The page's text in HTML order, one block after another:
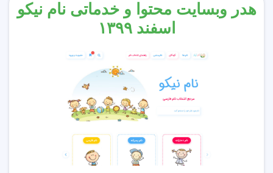
هدر وبسایت محتوا و خدماتی نام نیکو
اسفند ۱۳۹۹